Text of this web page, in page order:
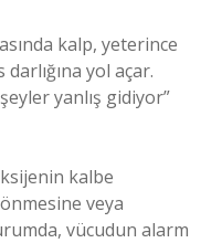
kalp, yeterince
yol açar.
yanlış gidiyor”
kalbe
veya
vücudun alarm